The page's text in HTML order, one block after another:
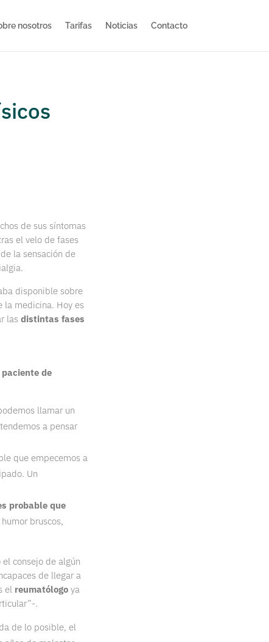
nosotros Tarifas Noticias Contacto
de sus síntomas
el velo de fases
la sensación de
disponible sobre
la medicina. Hoy es
las distintas fases
de
llamar un
a pensar
que empecemos a
Un
probable que
bruscos,
consejo de algún
de llegar a
el reumatólogoya
.
de lo posible, el